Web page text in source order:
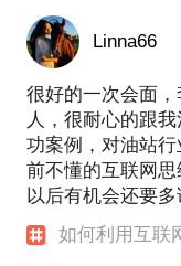
竟一小时的谈话
提前发给我，方
2007年到2008年
者人心惶惶，部
油的扩张速度，
年。
总结这段历史，
各种变革过程，
担忧的是加油站
有效的实现营销
失。 因此我愿意
生：传统营销和网
Linna66
很好的一次会面
人，很耐心的跟
功案例，对油站
前不懂的互联网思
以后有机会还要多
如何利用互联